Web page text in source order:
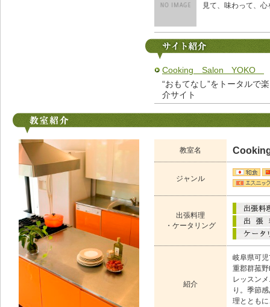
見て、味わって、
Cooking Salon YOKO
“おもてなし”をトータル
介サイト
教室名
ジャンル
出張料理
・ケータリング
紹介
岐阜県可
重郡群菰
レッスン
り。季節
理ととも